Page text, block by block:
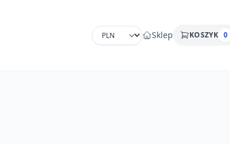
Sklep KOSZYK 0